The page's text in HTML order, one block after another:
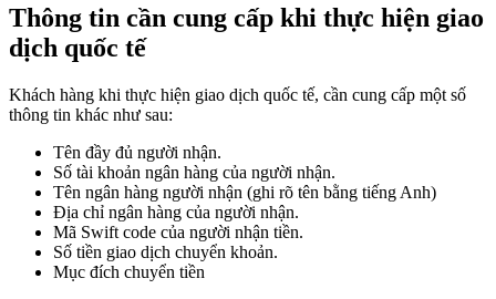
Thông tin cần cung cấp khi thực hiện giao
dịch quốc tế
Khách hàng khi thực hiện giao dịch quốc tế, cần cung cấp một số
thông tin khác như sau:
Tên đầy đủ người nhận.
Số tài khoản ngân hàng của người nhận.
Tên ngân hàng người nhận (ghi rõ tên bằng tiếng Anh)
Địa chỉ ngân hàng của người nhận.
Mã Swift code của người nhận tiền.
Số tiền giao dịch chuyển khoản.
Mục đích chuyển tiền